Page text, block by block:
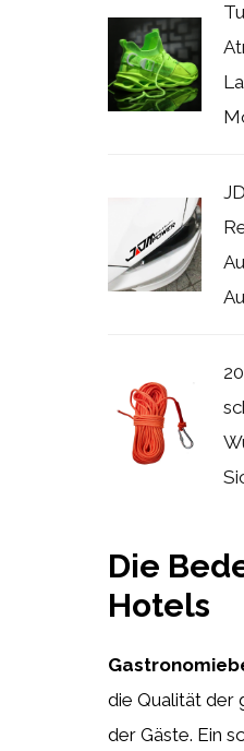
Die
Hotels
die Qualität der
der Gäste. Ein